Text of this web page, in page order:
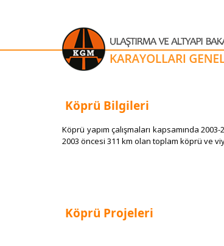
Köprü Bilgileri
​Köprü yapım çalışmaları kapsamında
2003 öncesi 311 km olan toplam köprü ve
Köprü Projeleri